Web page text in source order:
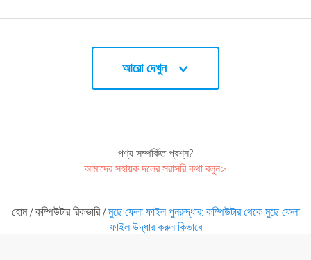
আরো দেখুন
পণ্য সম্পর্কিত প্রশ্ন?
আমাদের সহায়ক দলের সরাসরি কথা বলুন>
হোম/কম্পিউটার রিকভারি/মুছে ফেলা ফাইল পুনরুদ্ধার: কম্পিউটার থেকে মুছে ফেলা
ফাইল উদ্ধার করুন কিভাবে